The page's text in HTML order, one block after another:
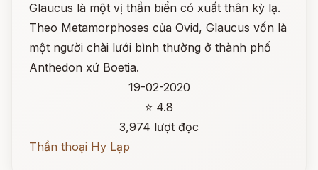
Glaucus là một vị thần biển có xuất thân kỳ lạ.
Theo Metamorphoses của Ovid, Glaucus vốn là
một người chài lưới bình thường ở thành phố
Anthedon xứ Boetia.
19-02-2020
⭐ 4.8
3,974 lượt đọc
Thần thoại Hy Lạp